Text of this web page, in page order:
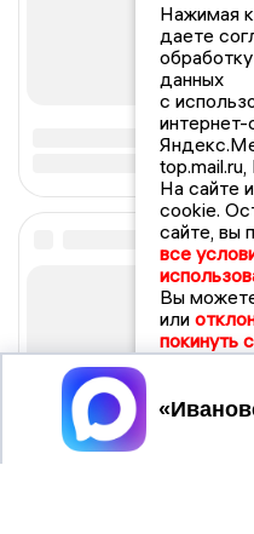
Нажимая
даете
данных
с
интернет-
На сайте
cookie.
сайте, вы
все
Вы
или
покинуть